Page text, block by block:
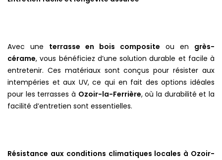
Avec une terrasse en bois composite ou en grès-
cérame, vous bénéficiez d’une solution durable et facile à
entretenir. Ces matériaux sont conçus pour résister aux
intempéries et aux UV, ce qui en fait des options idéales
pour les terrasses à Ozoir-la-Ferrière, où la durabilité et la
facilité d’entretien sont essentielles.
Résistance aux conditions climatiques locales à Ozoir-